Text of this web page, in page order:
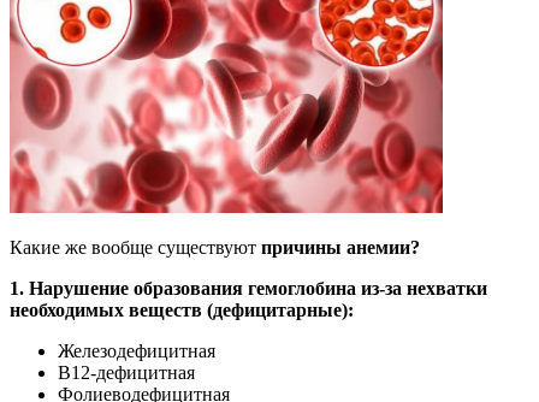
Какие же вообще существуют причины анемии?
1. Нарушение образования гемоглобина из-за нехватки
необходимых веществ (дефицитарные):
Железодефицитная
В12-дефицитная
Фолиеводефицитная